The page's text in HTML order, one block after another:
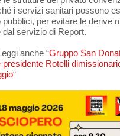
i servizi sanitari possono
pubblici, per evitare le derive
dal servizio di Report.
anche “Gruppo San
presidente Rotelli
“